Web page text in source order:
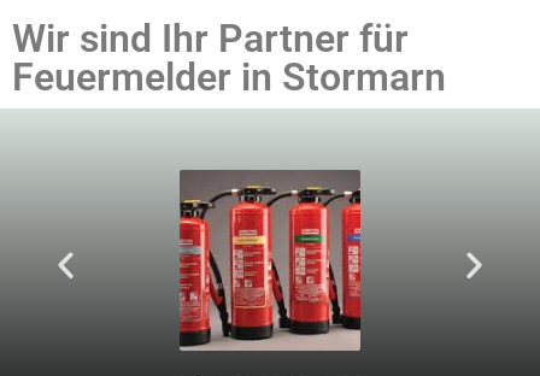
Wir sind Ihr Partner für
Feuermelder in Stormarn